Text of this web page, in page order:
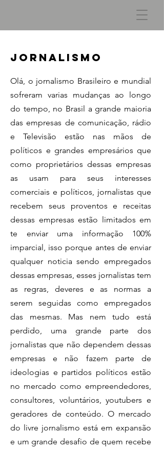
Jornalismo
Olá, o jornalismo Brasileiro e mundial
sofreram varias mudanças ao longo
do tempo, no Brasil a grande maioria
das empresas de comunicação, rádio
e Televisão estão nas mãos de
políticos e grandes empresários que
como proprietários dessas empresas
as usam para seus interesses
comerciais e políticos, jornalistas que
recebem seus proventos e receitas
dessas empresas estão limitados em
te enviar uma informação 100%
imparcial, isso porque antes de enviar
qualquer noticia sendo empregados
dessas empresas, esses jornalistas tem
as regras, deveres e as normas a
serem seguidas como empregados
das mesmas. Mas nem tudo está
perdido, uma grande parte dos
jornalistas que não dependem dessas
empresas e não fazem parte de
ideologias e partidos políticos estão
no mercado como empreendedores,
consultores, voluntários, youtubers e
geradores de conteúdo. O mercado
do livre jornalismo está em expansão
e um grande desafio de quem recebe